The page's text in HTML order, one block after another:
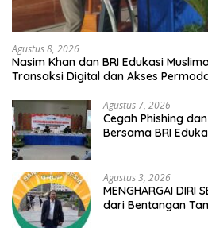
Agustus 8, 2026
Nasim Khan dan BRI Edukasi
Transaksi Digital dan Akses
Agustus 7, 2026
Cegah Phishing
Bersama BRI
Agustus 3, 2026
MENGHARGAI DIRI
dari Bentangan